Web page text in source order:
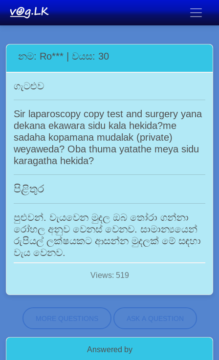
නම: Ro*** | වයස: 30
ගැටළුව
Sir laparoscopy copy test and surgery yana
dekana ekawara sidu kala hekida?me
sadaha kopamana mudalak (private)
weyaweda? Oba thuma yatathe meya sidu
karagatha hekida?
පිළිතුර
පුළුවන්. වැයවෙන මුදල ඔබ තෝරා ගන්නා
රෝහල අනුව වෙනස් වෙනව. සාමාන්‍යයෙන්
රුපියල් ලක්ෂයකට ආසන්න මුදලක් මේ සඳහා
වැය වෙනව.
Views: 519
MORE QUESTIONS ASK A QUESTION
Answered by